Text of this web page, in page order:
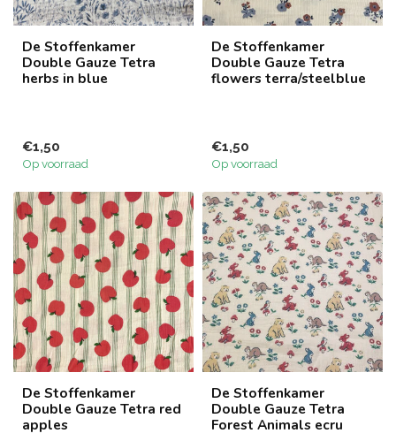
De Stoffenkamer
Double Gauze Tetra
herbs in blue
€1,50
Op voorraad
De Stoffenkamer
Double Gauze Tetra
flowers terra/steelblue
€1,50
Op voorraad
De Stoffenkamer
Double Gauze Tetra red
apples
De Stoffenkamer
Double Gauze Tetra
Forest Animals ecru